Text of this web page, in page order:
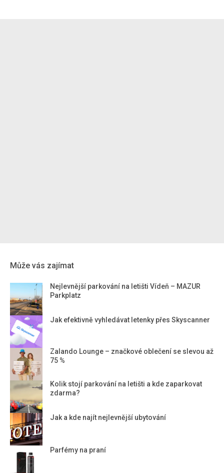
Může vás zajímat
Nejlevnější parkování na letišti Vídeň – MAZUR
Parkplatz
Jak efektivně vyhledávat letenky přes Skyscanner
Zalando Lounge – značkové oblečení se slevou až
75 %
Kolik stojí parkování na letišti a kde zaparkovat
zdarma?
Jak a kde najít nejlevnější ubytování
Parfémy na praní